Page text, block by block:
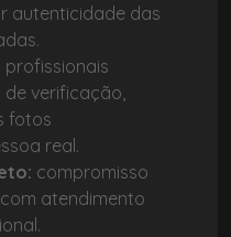
autenticidade das
profissionais
verificação,
fotos
real.
compromisso
atendimento